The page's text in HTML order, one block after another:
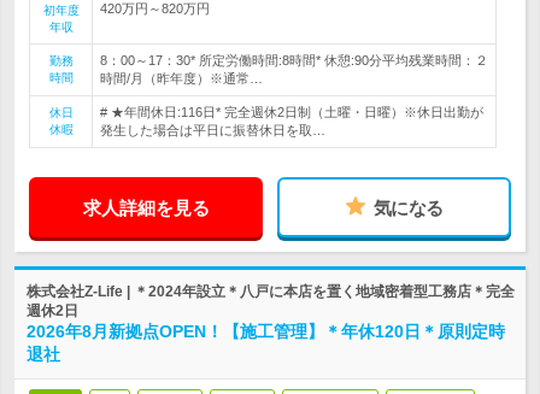
初年度
年収
420万円～820万円
勤務
時間
8：00～17：30* 所定労働時間:8時間* 休憩:90分平均残業時間：２
時間/月（昨年度）※通常…
休日
休暇
# ★年間休日:116日* 完全週休2日制（土曜・日曜）※休日出勤が
発生した場合は平日に振替休日を取…
求人詳細を見る 気になる
株式会社Z-Life | ＊2024年設立＊八戸に本店を置く地域密着型工務店＊完全
週休2日
2026年8月新拠点OPEN！【施工管理】＊年休120日＊原則定時
退社